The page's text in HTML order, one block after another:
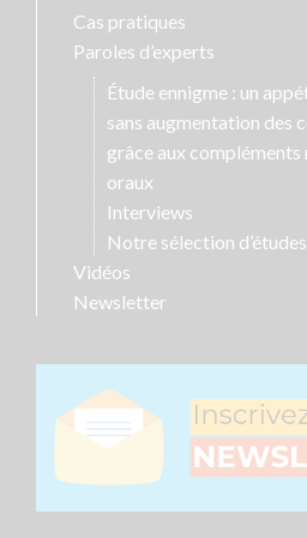
Cas pratiques
Paroles d’experts
Étude ennigme : un
sans augmentation des
grâce aux
oraux
Interviews
Notre sélection d’études
Vidéos
Newsletter